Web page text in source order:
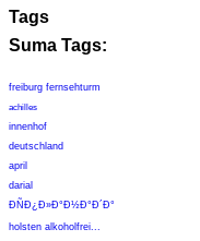
Tags
Suma Tags:
freiburg fernsehturm
achilles
innenhof
deutschland
april
darial
Ð­ÑÐ¿Ð»Ð°Ð½Ð°Ð´Ð°
holsten alkoholfrei...